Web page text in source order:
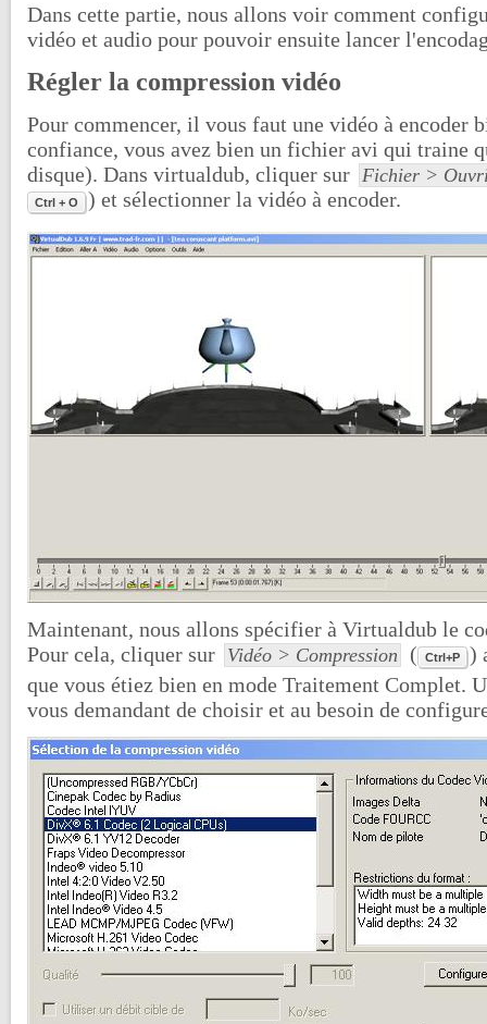
Dans cette partie, nous allons voir comment
vidéo et audio pour pouvoir ensuite lancer
Régler la compression vidéo
Pour commencer, il vous faut une vidéo à encoder
confiance, vous avez bien un fichier avi qui traine
disque). Dans virtualdub, cliquer sur Fichier >
Ctrl + O ) et sélectionner la vidéo à encoder.
Maintenant, nous allons spécifier à Virtualdub le
Pour cela, cliquer sur Vidéo > Compression ( Ctrl+P
)
que vous étiez bien en mode Traitement Complet.
vous demandant de choisir et au besoin de